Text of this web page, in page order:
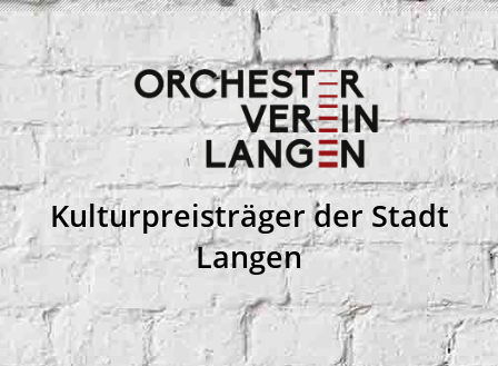
Kulturpreisträger der Stadt
Langen